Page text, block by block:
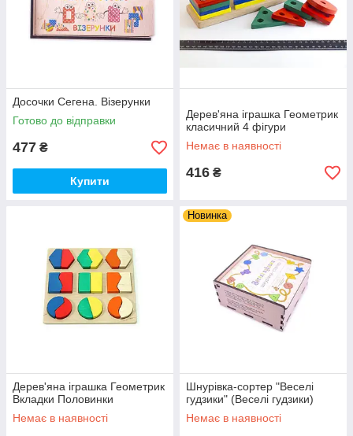
Досочки Сегена. Візерунки
Готово до відправки
477 ₴
Купити
Дерев'яна іграшка Геометрик
класичний 4 фігури
Немає в наявності
416 ₴
Дерев'яна іграшка Геометрик
Вкладки Половинки
Немає в наявності
Новинка
Шнурівка-сортер "Веселі
гудзики" (Веселі гудзики)
Немає в наявності